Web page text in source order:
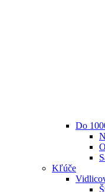
Do
Kľúče